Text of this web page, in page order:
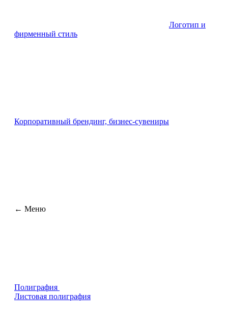
Логотип и
фирменный стиль
Корпоративный брендинг, бизнес-сувениры
← Меню
Полиграфия
Листовая полиграфия